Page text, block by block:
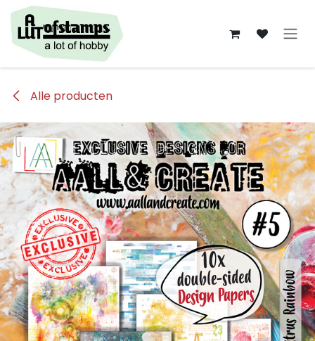
Overslaan naar inhoud
Alle producten